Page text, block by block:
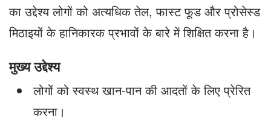
का उद्देश्य लोगों को अत्यधिक तेल, फास्ट फूड और प्रोसेस्ड
मिठाइयों के हानिकारक प्रभावों के बारे में शिक्षित करना है।
मुख्य उद्देश्य
लोगों को स्वस्थ खान-पान की आदतों के लिए प्रेरित
करना।